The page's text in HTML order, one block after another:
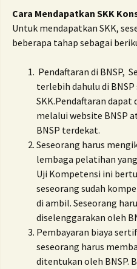
Cara Mendapatkan SKK
Untuk mendapatkan SKK,
beberapa tahap sebagai
Pendaftaran di BNSP,
terlebih dahulu di
SKK.Pendaftaran dapat
melalui website BNSP
BNSP terdekat.
Seseorang harus
lembaga pelatihan
Uji Kompetensi ini
seseorang sudah
di ambil. Seseorang
diselenggarakan oleh
Pembayaran biaya
seseorang harus
ditentukan oleh BNSP.